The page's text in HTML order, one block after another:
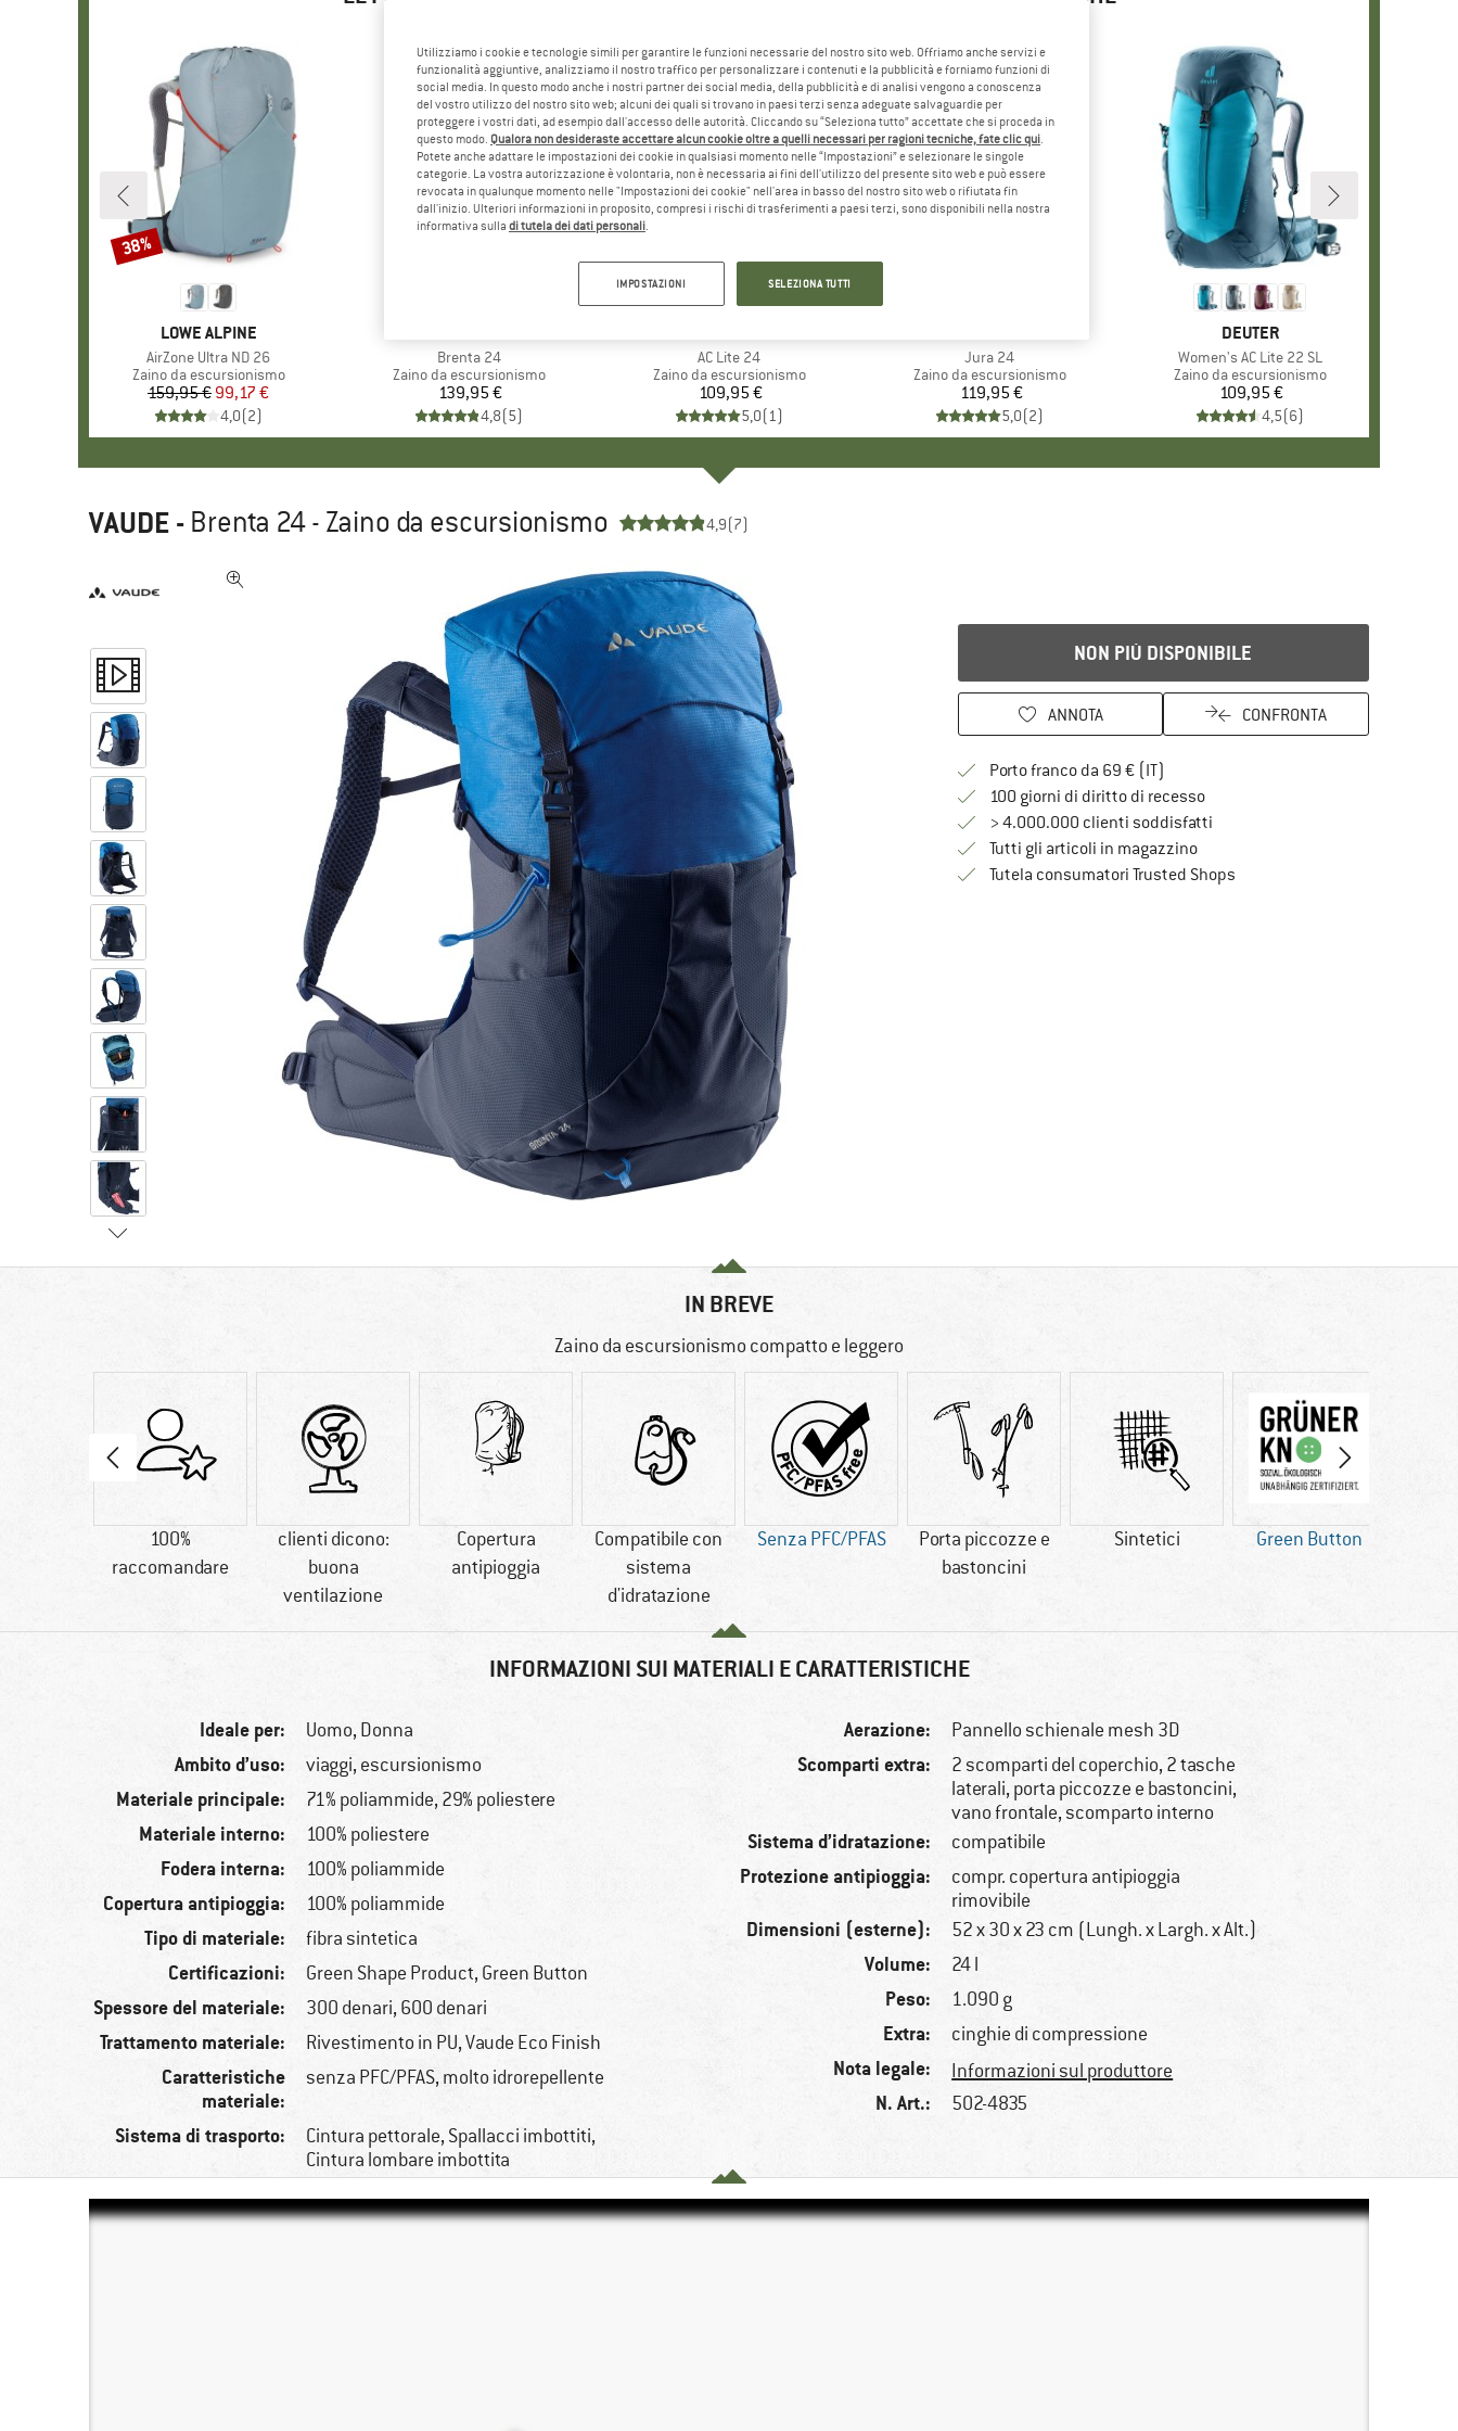
MARCHIO
LOWE ALPINE
Articolo
AirZone Ultra ND 26
Gruppo di prodotti
Zaino da escursionismo
Prezzo
159,95 €Prezzo ridotto
99,17 €
4,0(2)
Sconto
38%
Articolo
Brenta 24
Gruppo di prodotti
Zaino da escursionismo
Prezzo
139,95 €
4,8(5)
Articolo
AC Lite 24
Gruppo di prodotti
Zaino da escursionismo
Prezzo
109,95 €
5,0(1)
Articolo
Jura 24
Gruppo di prodotti
Zaino da escursionismo
Prezzo
119,95 €
5,0(2)
MARCHIO
DEUTER
Articolo
Women's AC Lite 22 SL
Gruppo di prodotti
Zaino da escursionismo
Prezzo
109,95 €
4,5(6)
VAUDE - Brenta 24 - Zaino da escursionismo 4,9(7)
NON PIÙ DISPONIBILE
ANNOTA CONFRONTA
Porto franco da 69 € (IT)
100 giorni di diritto di recessoVai alla politica di recesso qui Si
> 4.000.000 clienti soddisfatti
Tutti gli articoli in magazzino
Tutela consumatori Trusted ShopsTrovi tutte le informazioni qui!
IN BREVE
Zaino da escursionismo compatto e leggero
100%
raccomandare
clienti dicono:
buona
ventilazione
Copertura
antipioggia
Compatibile con
sistema
d'idratazione
Senza PFC/PFAS
Porta piccozze e
bastoncini
Sintetici Green Button
INFORMAZIONI SUI MATERIALI E CARATTERISTICHE
Ideale per: Uomo, Donna
Ambito d’uso: viaggi, escursionismo
Materiale principale: 71% poliammide, 29% poliestere
Materiale interno: 100% poliestere
Fodera interna: 100% poliammide
Copertura antipioggia: 100% poliammide
Tipo di materiale: fibra sintetica
Certificazioni: Green Shape Product, Green Button
Spessore del materiale: 300 denari, 600 denari
Trattamento materiale: Rivestimento in PU, Vaude Eco Finish
Caratteristiche
materiale:
senza PFC/PFAS, molto idrorepellente
Sistema di trasporto:
Cintura pettorale, Spallacci imbottiti,
Cintura lombare imbottita
Aerazione: Pannello schienale mesh 3D
Scomparti extra:
2 scomparti del coperchio, 2 tasche
laterali, porta piccozze e bastoncini,
vano frontale, scomparto interno
Sistema d’idratazione: compatibile
Protezione antipioggia:
compr. copertura antipioggia
rimovibile
Dimensioni (esterne): 52 x 30 x 23 cm (Lungh. x Largh. x Alt.)
Volume: 24 l
Peso: 1.090 g
Extra: cinghie di compressione
Nota legale: Informazioni sul produttore
N. Art.: 502-4835
Utilizziamo i cookie e tecnologie simili per garantire le funzioni necessarie del nostro sito web. Offriamo anche servizi e
funzionalità aggiuntive, analizziamo il nostro traffico per personalizzare i contenuti e la pubblicità e forniamo funzioni di
social media. In questo modo anche i nostri partner dei social media, della pubblicità e di analisi vengono a conoscenza
del vostro utilizzo del nostro sito web; alcuni dei quali si trovano in paesi terzi senza adeguate salvaguardie per
proteggere i vostri dati, ad esempio dall'accesso delle autorità. Cliccando su “Seleziona tutto” accettate che si proceda in
questo modo. Qualora non desideraste accettare alcun cookie oltre a quelli necessari per ragioni tecniche, fate clic qui.
Potete anche adattare le impostazioni dei cookie in qualsiasi momento nelle “Impostazioni” e selezionare le singole
categorie. La vostra autorizzazione è volontaria, non è necessaria ai fini dell'utilizzo del presente sito web e può essere
revocata in qualunque momento nelle "Impostazioni dei cookie" nell'area in basso del nostro sito web o rifiutata fin
dall'inizio. Ulteriori informazioni in proposito, compresi i rischi di trasferimenti a paesi terzi, sono disponibili nella nostra
informativa sulla di tutela dei dati personali.
IMPOSTAZIONI SELEZIONA TUTTI